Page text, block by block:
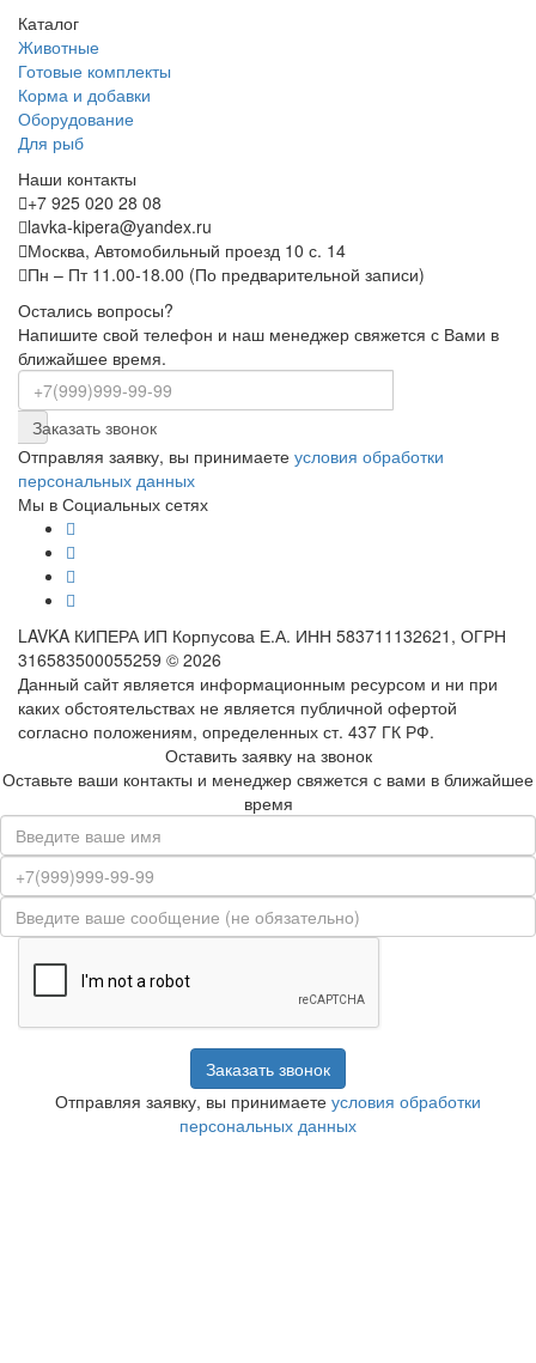
Каталог
Животные
Готовые комплекты
Корма и добавки
Оборудование
Для рыб
Наши контакты
+7 925 020 28 08
lavka-kipera@yandex.ru
Москва, Автомобильный проезд 10 с. 14
Пн – Пт 11.00-18.00 (По предварительной записи)
Остались вопросы?
Напишите свой телефон и наш менеджер свяжется с Вами в
ближайшее время.
Заказать звонок
Отправляя заявку, вы принимаете условия обработки
персональных данных
Мы в Социальных сетях
LAVKA КИПЕРА ИП Корпусова Е.А. ИНН 583711132621, ОГРН
316583500055259 © 2026
Данный сайт является информационным ресурсом и ни при
каких обстоятельствах не является публичной офертой
согласно положениям, определенных ст. 437 ГК РФ.
Оставить заявку на звонок
Оставьте ваши контакты и менеджер свяжется с вами в ближайшее
время
Заказать звонок
Отправляя заявку, вы принимаете условия обработки
персональных данных